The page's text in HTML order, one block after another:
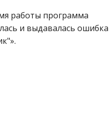
работы программа
и выдавалась ошибка